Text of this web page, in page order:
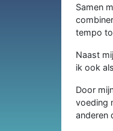
Samen
tempo
Naast
ik ook
Door
voeding
anderen